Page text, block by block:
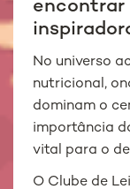
encontrar
No universo
nutricional,
dominam o
importância
vital para o
O Clube de